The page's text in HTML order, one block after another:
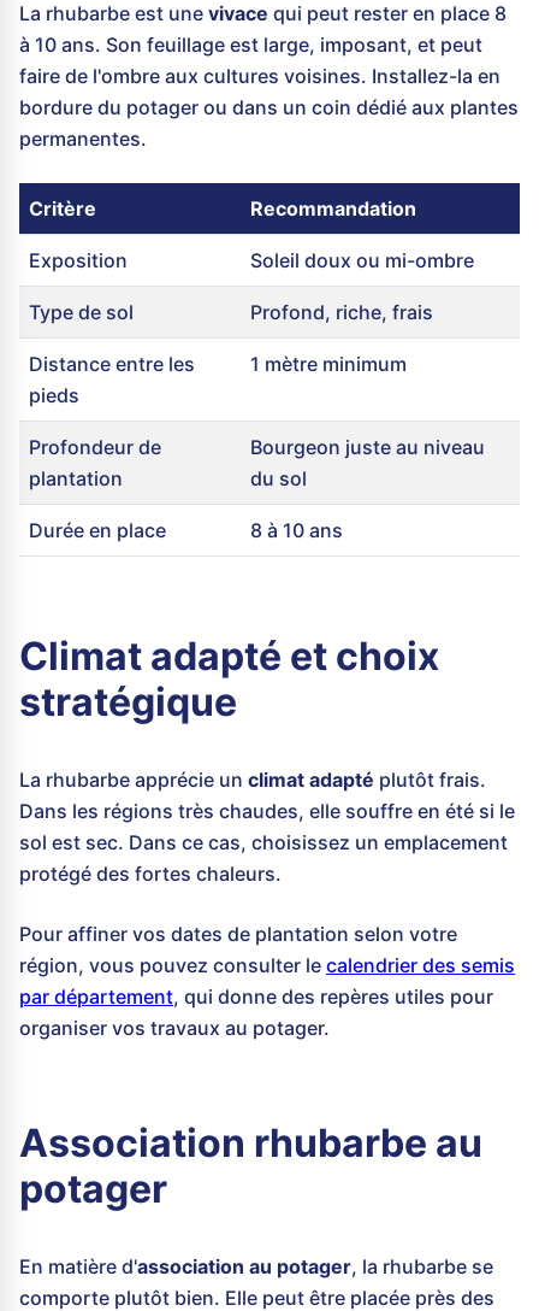
La rhubarbe est une vivace qui peut rester en place 8
à 10 ans. Son feuillage est large, imposant, et peut
faire de l'ombre aux cultures voisines. Installez-la en
bordure du potager ou dans un coin dédié aux plantes
permanentes.
Critère Recommandation
Exposition Soleil doux ou mi-ombre
Type de sol Profond, riche, frais
Distance entre les
pieds
1 mètre minimum
Profondeur de
plantation
Bourgeon juste au niveau
du sol
Durée en place 8 à 10 ans
Climat adapté et choix
stratégique
La rhubarbe apprécie un climat adapté plutôt frais.
Dans les régions très chaudes, elle souffre en été si le
sol est sec. Dans ce cas, choisissez un emplacement
protégé des fortes chaleurs.
Pour affiner vos dates de plantation selon votre
région, vous pouvez consulter le calendrier des semis
par département, qui donne des repères utiles pour
organiser vos travaux au potager.
Association rhubarbe au
potager
En matière d'association au potager, la rhubarbe se
comporte plutôt bien. Elle peut être placée près des